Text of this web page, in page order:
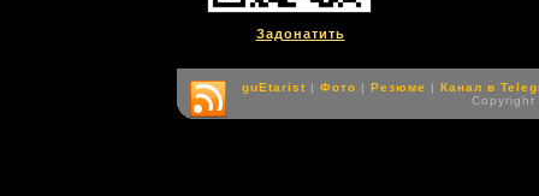
Задонатить
guEtarist | Фото | Резюме | Канал в